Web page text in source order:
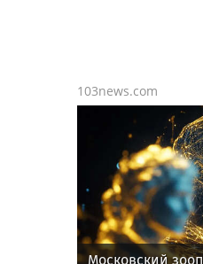
103news.com
Московский